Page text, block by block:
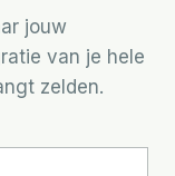
jouw
van je hele
zelden.